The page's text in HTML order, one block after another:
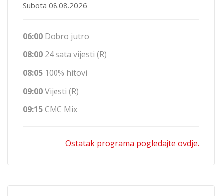
Subota 08.08.2026
06:00 Dobro jutro
08:00 24 sata vijesti (R)
08:05 100% hitovi
09:00Vijesti (R)
09:15CMC Mix
Ostatak programa pogledajte ovdje.